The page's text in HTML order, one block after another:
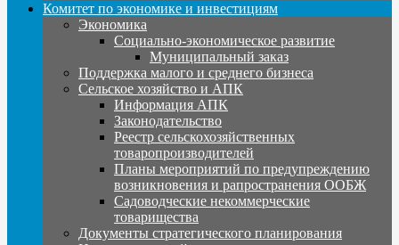
Комитет по экономике и инвестициям
Экономика
Социально-экономическое развитие
Муниципальный заказ
Поддержка малого и среднего бизнеса
Сельское хозяйство и АПК
Информация АПК
Законодательство
Реестр сельскохозяйственных
товаропроизводителей
Планы мероприятий по предупреждению
возникновения и рапространения ООБЖ
Садоводческие некоммерческие
товарищества
Документы стратегического планирования